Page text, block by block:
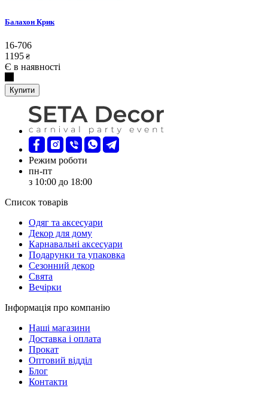
Балахон Крик
16-706
1195 ₴
Є в наявності
Купити
Режим роботи
пн-пт
з 10:00 до 18:00
Список товарів
Oдяг та аксесуари
Декор для дому
Карнавальні аксесуари
Подарунки та упаковка
Сезонний декор
Свята
Вечірки
Інформація про компанію
Наші магазини
Доставка і оплата
Прокат
Оптовий відділ
Блог
Контакти